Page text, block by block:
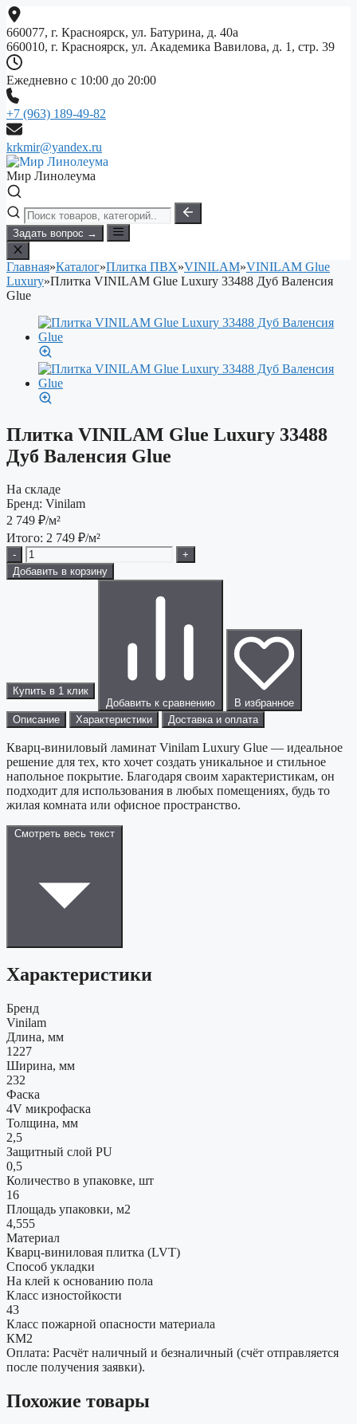
Перейти
к
содержимому
660077, г. Красноярск, ул. Батурина, д. 40а
660010, г. Красноярск, ул. Академика Вавилова, д. 1, стр. 39
Ежедневно с 10:00 до 20:00
+7 (963) 189-49-82
krkmir@yandex.ru
Мир Линолеума
Задать вопрос →
Главная»Каталог»Плитка ПВХ»VINILAM»VINILAM Glue
Luxury»Плитка VINILAM Glue Luxury 33488 Дуб Валенсия
Glue
Плитка VINILAM Glue Luxury 33488
Дуб Валенсия Glue
На складе
Бренд: Vinilam
2 749 ₽/м²
Итого: 2 749 ₽/м²
-
+
Добавить в корзину
Купить в 1 клик
Добавить к сравнению
В избранное
Описание
Характеристики Доставка и оплата
Кварц-виниловый ламинат Vinilam Luxury Glue — идеальное
решение для тех, кто хочет создать уникальное и стильное
напольное покрытие. Благодаря своим характеристикам, он
подходит для использования в любых помещениях, будь то
жилая комната или офисное пространство.
Смотреть весь текст
Характеристики
Бренд
Vinilam
Длина, мм
1227
Ширина, мм
232
Фаска
4V микрофаска
Толщина, мм
2,5
Защитный слой PU
0,5
Количество в упаковке, шт
16
Площадь упаковки, м2
4,555
Материал
Кварц-виниловая плитка (LVT)
Способ укладки
На клей к основанию пола
Класс изностойкости
43
Класс пожарной опасности материала
КМ2
Оплата: Расчёт наличный и безналичный (счёт отправляется
после получения заявки).
Похожие товары